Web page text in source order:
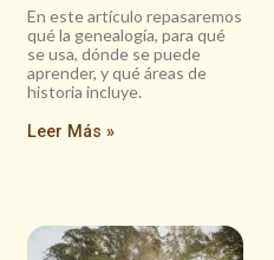
En este artículo repasaremos
qué la genealogía, para qué
se usa, dónde se puede
aprender, y qué áreas de
historia incluye.
Leer Más »